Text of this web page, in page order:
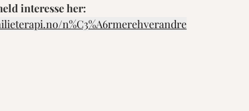
interesse her:
n%C3%A6rmerehverandre